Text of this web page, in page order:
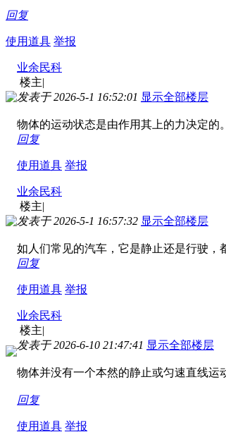
回复
使用道具 举报
业余民科
楼主|
发表于 2026-5-1 16:52:01 显示全部楼层
物体的运动状态是由作用其上的力决定的。
回复
使用道具 举报
业余民科
楼主|
发表于 2026-5-1 16:57:32 显示全部楼层
如人们常见的汽车，它是静止还是行驶，
回复
使用道具 举报
业余民科
楼主|
发表于 2026-6-10 21:47:41 显示全部楼层
物体并没有一个本然的静止或匀速直线运
回复
使用道具 举报